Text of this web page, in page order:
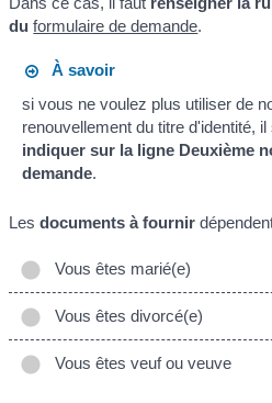
duformulaire de demande.
À savoir
si vous ne voulez plus utiliser de
renouvellement du titre d'identité, il
indiquer sur la ligne Deuxième
demande.
Lesdocuments à fournir
Vous êtes marié(e)
Vous êtes divorcé(e)
Vous êtes veuf ou veuve